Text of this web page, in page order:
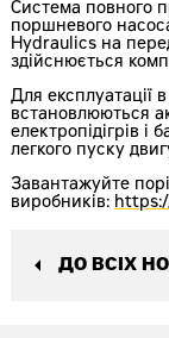
Система повного
поршневого
Hydraulics на
здійснюється
Для експлуатації
встановлюються
електропідігрів і
легкого пуску
Завантажуйте
виробників:
ДО ВСІХ